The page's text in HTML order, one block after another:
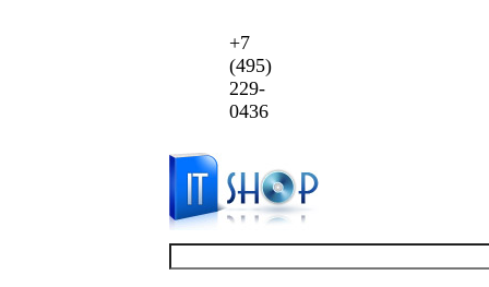
+7
(495)
229-
0436